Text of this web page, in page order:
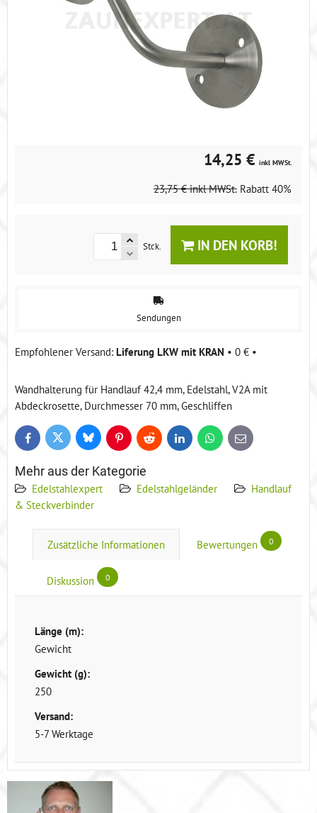
14,25 € inkl MWSt.
23,75 € inkl MWSt. Rabatt 40%
Stck. IN DEN KORB!
Sendungen
Liferung LKW mit KRAN • 0 € •
Wandhalterung für Handlauf 42,4 mm, Edelstahl, V2A mit
Abdeckrosette, Durchmesser 70 mm, Geschliffen
FacebookTwitter BlueskyPinterestReddit LinkedInWhatsApp
E-
mail
Mehr aus der Kategorie
Edelstahlexpert Edelstahlgeländer
Handlauf
& Steckverbinder
Zusätzliche Informationen Bewertungen 0
Diskussion 0
Länge (m):
Gewicht
Gewicht (g):
250
Versand:
5-7 Werktage